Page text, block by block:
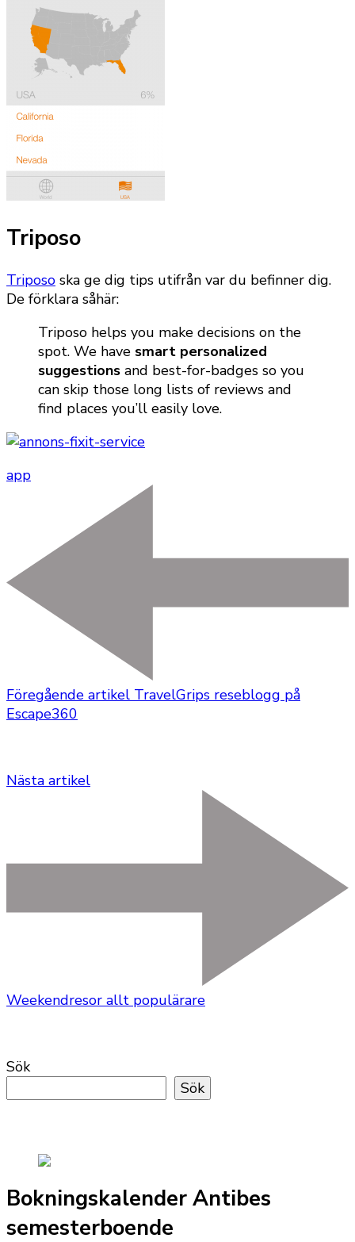
Triposo
Triposo ska ge dig tips utifrån var du befinner dig.
De förklara såhär:
Triposo helps you make decisions on the
spot. We have smart personalized
suggestions and best-for-badges so you
can skip those long lists of reviews and
find places you’ll easily love.
app
Föregående artikel TravelGrips reseblogg på
Escape360
Nästa artikel
Weekendresor allt populärare
Sök
Sök
Bokningskalender Antibes
semesterboende